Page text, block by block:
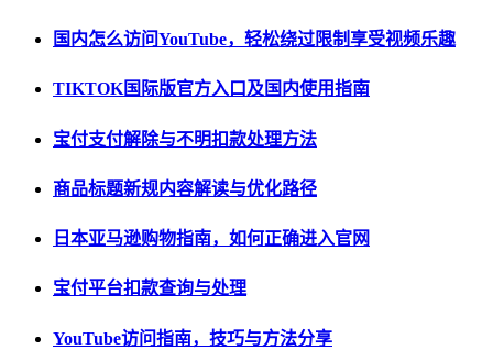
国内怎么访问YouTube，轻松绕过限制享受视频乐趣
TIKTOK国际版官方入口及国内使用指南
宝付支付解除与不明扣款处理方法
商品标题新规内容解读与优化路径
日本亚马逊购物指南，如何正确进入官网
宝付平台扣款查询与处理
YouTube访问指南，技巧与方法分享